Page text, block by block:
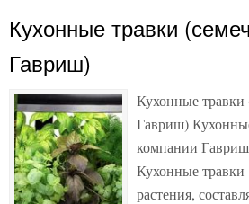
Кухонные травки
Гавриш)
Кухонные
Гавриш)
компании
Кухонные
растения,